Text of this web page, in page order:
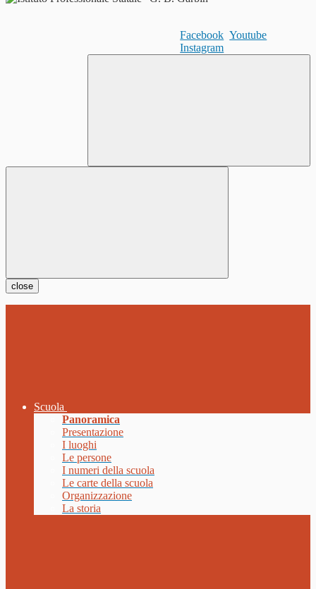
Facebook Youtube
Instagram
close
Scuola
Panoramica
Presentazione
I luoghi
Le persone
I numeri della scuola
Le carte della scuola
Organizzazione
La storia